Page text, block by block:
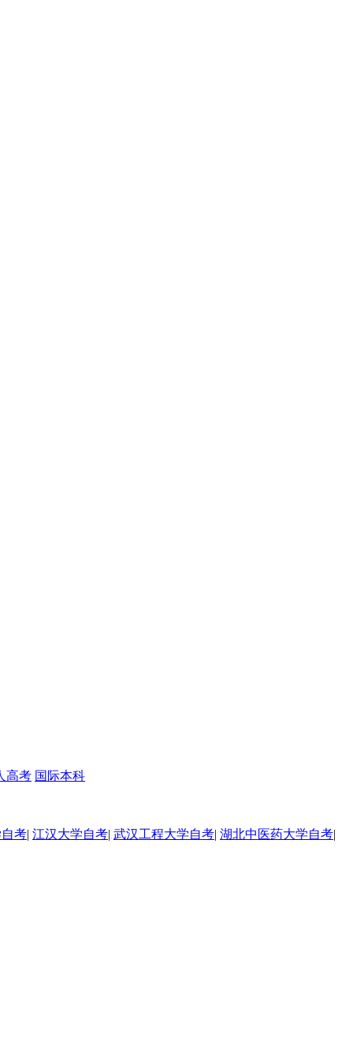
高考 国际本科
考| 江汉大学自考| 武汉工程大学自考| 湖北中医药大学自考|